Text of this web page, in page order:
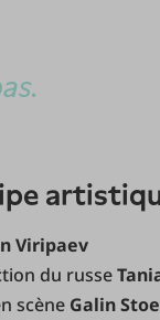
Viripaev
du russe
scène Galin